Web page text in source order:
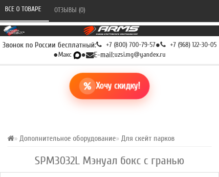
Звонок по России бесплатный: +7 (800) 700-79-57● +7 (968) 122-30-05
●Макс ● E-mail:uzsi.mg@yandex.ru
Хочу скидку!
Дополнительное оборудование Для скейт парков
SPM3032L Мэнуал бокс с гранью
ВСЕ О ТОВАРЕ ОТЗЫВЫ (0)